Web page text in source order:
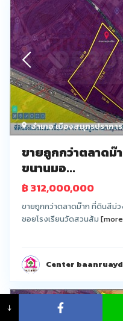
อำเภอ เมืองสมุทรปราการ
ขายถูกกว่าตลาดม๊
ขนานมอ...
฿ 312,000,000
ขายถูกกว่าตลาดม๊าก ที่ดินสีม่ว
ซอยโรงเรียนวัดสวนส้ม
Center
↓